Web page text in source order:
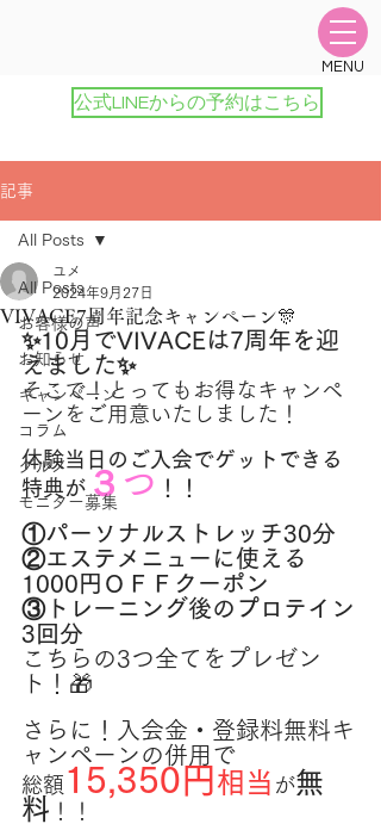
​MENU
公式LINEからの予約はこちら
記事
All Posts
お客様の声
お知らせ
キャンペーン
コラム
グルメ
モニター募集
All Posts
VIVACE7周年記念キャンペーン🎊
ユメ
2024年9月27日
✨10月でVIVACEは7周年を迎
えました✨
そこで！とってもお得なキャンペ
ーンをご用意いたしました！
体験当日のご入会でゲットできる
特典が ３つ ！！
①パーソナルストレッチ30分
②エステメニューに使える
1000円ＯＦＦクーポン
③トレーニング後のプロテイン
3回分
こちらの3つ全てをプレゼン
ト！🎁
さらに！入会金・登録料無料キ
ャンペーンの併用で
総額 15,350円 相当 が無
料 ！！